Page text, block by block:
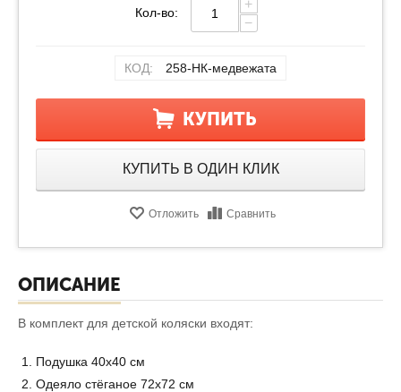
Кол-во:
+
−
КОД: 258-НК-медвежата
КУПИТЬ
КУПИТЬ В ОДИН КЛИК
Отложить Сравнить
ОПИСАНИЕ
В комплект для детской коляски входят:
Подушка 40х40 см
Одеяло стёганое 72х72 см